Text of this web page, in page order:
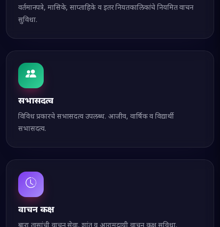
वर्तमानपत्रे, मासिके, साप्ताहिके व इतर नियतकालिकांचे नियमित वाचन
सुविधा.
सभासदत्व
विविध प्रकारचे सभासदत्व उपलब्ध. आजीव, वार्षिक व विद्यार्थी
सभासदत्व.
वाचन कक्ष